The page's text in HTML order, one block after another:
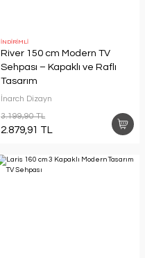
İNDİRİMLİ
River 150 cm Modern TV
Sehpası – Kapaklı ve Raflı
Tasarım
İnarch Dizayn
3.199,90 TL
2.879,91 TL